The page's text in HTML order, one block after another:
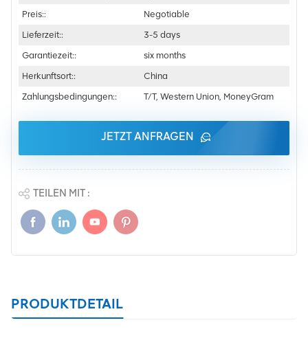
Preis::
Negotiable
Lieferzeit::
3-5 days
Garantiezeit::
six months
Herkunftsort::
China
Zahlungsbedingungen::
T/T, Western Union, MoneyGram
JETZT ANFRAGEN
TEILEN MIT :
PRODUKTDETAIL